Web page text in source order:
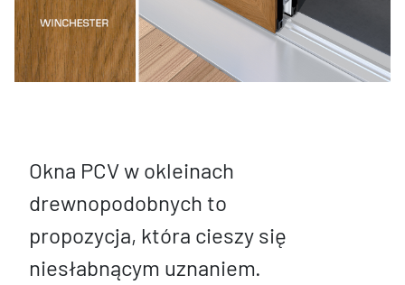
Okna PCV w okleinach
drewnopodobnych to
propozycja, która cieszy się
niesłabnącym uznaniem.